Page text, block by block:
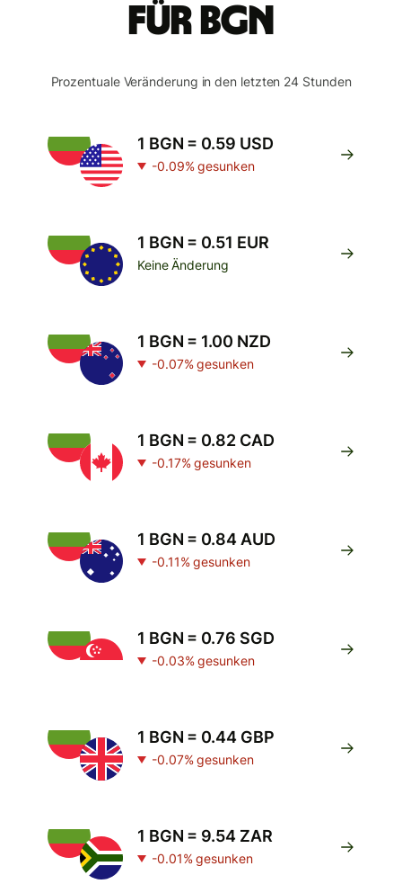
für BGN
Prozentuale Veränderung in den letzten 24 Stunden
1 BGN = 0.59 USD
-0.09% gesunken
1 BGN = 0.51 EUR
Keine Änderung
1 BGN = 1.00 NZD
-0.07% gesunken
1 BGN = 0.82 CAD
-0.17% gesunken
1 BGN = 0.84 AUD
-0.11% gesunken
1 BGN = 0.76 SGD
-0.03% gesunken
1 BGN = 0.44 GBP
-0.07% gesunken
1 BGN = 9.54 ZAR
-0.01% gesunken